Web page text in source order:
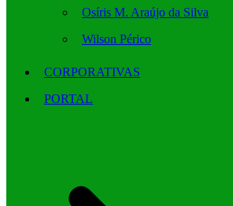
Osíris M. Araújo da Silva
Wilson Périco
CORPORATIVAS
PORTAL